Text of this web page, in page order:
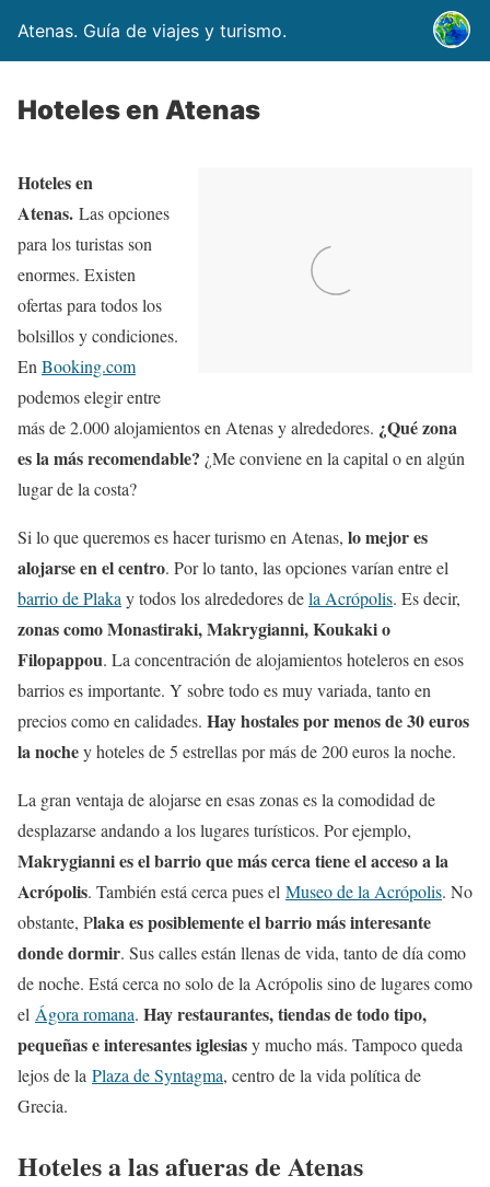
Atenas. Guía de viajes y turismo.
Hoteles en Atenas
Hoteles en
Atenas. Las opciones
para los turistas son
enormes. Existen
ofertas para todos los
bolsillos y condiciones.
En Booking.com
podemos elegir entre
más de 2.000 alojamientos en Atenas y alrededores. ¿Qué zona
es la más recomendable? ¿Me conviene en la capital o en algún
lugar de la costa?
Si lo que queremos es hacer turismo en Atenas, lo mejor es
alojarse en el centro. Por lo tanto, las opciones varían entre el
barrio de Plaka y todos los alrededores dela Acrópolis. Es decir,
zonas como Monastiraki, Makrygianni, Koukaki o
Filopappou. La concentración de alojamientos hoteleros en esos
barrios es importante. Y sobre todo es muy variada, tanto en
precios como en calidades. Hay hostales por menos de 30 euros
la nochey hoteles de 5 estrellas por más de 200 euros la noche.
La gran ventaja de alojarse en esas zonas es la comodidad de
desplazarse andando a los lugares turísticos. Por ejemplo,
Makrygianni es el barrio que más cerca tiene el acceso a la
Acrópolis. También está cerca pues el Museo de la Acrópolis. No
obstante, Plaka es posiblemente el barrio más interesante
donde dormir. Sus calles están llenas de vida, tanto de día como
de noche. Está cerca no solo de la Acrópolis sino de lugares como
el Ágora romana. Hay restaurantes, tiendas de todo tipo,
pequeñas e interesantes iglesiasy mucho más. Tampoco queda
lejos de la Plaza de Syntagma, centro de la vida política de
Grecia.
Hoteles a las afueras de Atenas